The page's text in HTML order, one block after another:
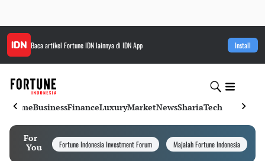
Baca artikel Fortune IDNlainnya di IDN App Install
HomeBusinessFinanceLuxuryMarketNewsShariaTech
For
You
Fortune Indonesia Investment Forum Majalah Fortune Indonesia